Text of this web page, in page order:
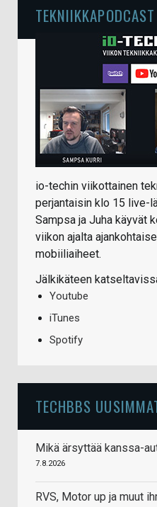
TEKNIIKKAPODCAST
io-techin viikottainen
perjantaisin klo 15 live-
Sampsa ja Juha käyvät
viikon ajalta
mobiiliaiheet.
Jälkikäteen
Youtube
iTunes
Spotify
TECHBBS
Mikä ärsyttää kanssa-
7.8.2026
RVS, Motor up ja muut